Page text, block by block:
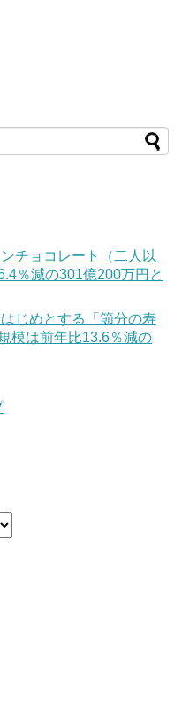
チョコレート（二人以
％減の301億200万円と
じめとする「節分の寿
模は前年比13.6％減の